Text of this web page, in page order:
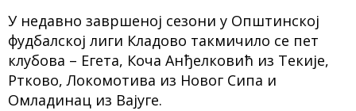
У недавно завршеној сезони у Општинској
фудбалској лиги Кладово такмичило се пет
клубова – Егета, Коча Анђелковић из Текије,
Ртково, Локомотива из Новог Сипа и
Омладинац из Вајуге.